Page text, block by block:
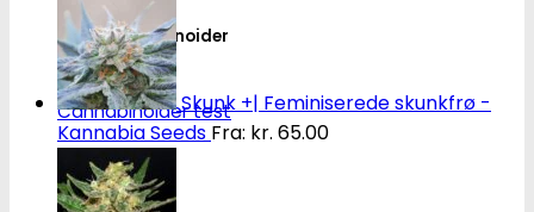
THC/Cannabinoider
THC test
Cannabinoider test
Robadope
Skunk +| Feminiserede skunkfrø -
Kannabia Seeds Fra: kr. 65.00